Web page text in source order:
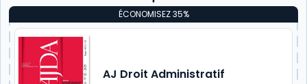
ÉCONOMISEZ 35%
AJ Droit Administratif